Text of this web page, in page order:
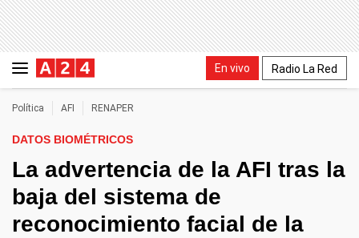
En vivo Radio La Red
Política AFI RENAPER
DATOS BIOMÉTRICOS
La advertencia de la AFI tras la
baja del sistema de
reconocimiento facial de la